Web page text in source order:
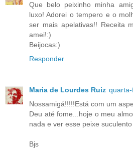
Que belo peixinho minha
luxo! Adorei o tempero e o
ser mais apelativas!! Receita
amei!:)
Beijocas:)
Responder
Maria de Lourdes Ruiz
Nossamigá!!!!!Está com um
Deu até fome...hoje o meu
nada e ver esse peixe
Bjs